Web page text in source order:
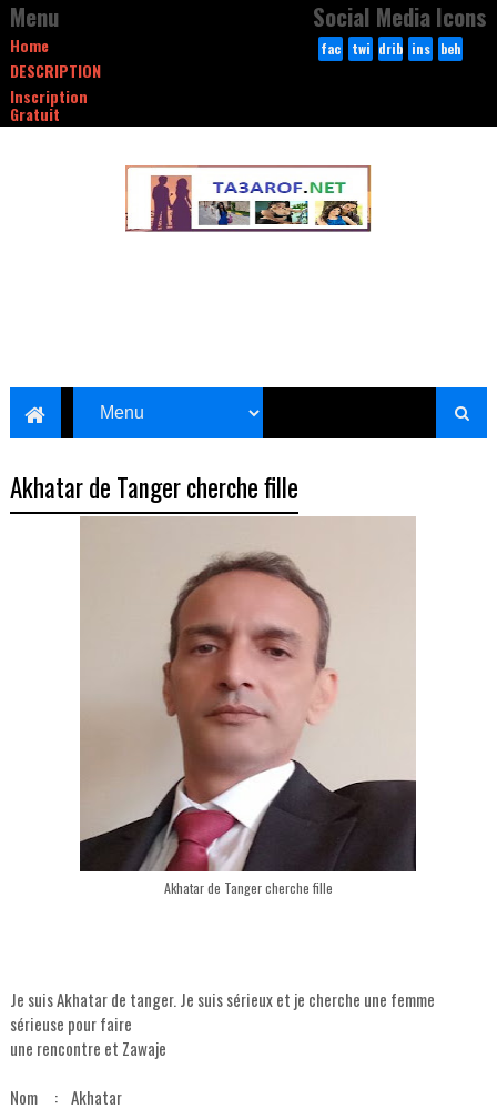
Menu
Home
DESCRIPTION
Inscription
Gratuit
Social Media Icons
fac
twi drib ins
beh
Akhatar de Tanger cherche fille
Akhatar de Tanger cherche fille
Je suis Akhatar de tanger. Je suis sérieux et je cherche une femme
sérieuse pour faire
une rencontre et Zawaje
Nom : Akhatar